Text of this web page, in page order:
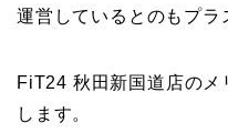
運営しているとのもプラ
FiT24 秋田新国道店のメ
します。